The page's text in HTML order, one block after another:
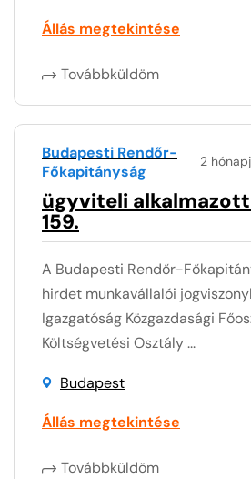
Állás megtekintése
Továbbküldöm
2
Budapesti Rendőr-
Főkapitányság
ügyviteli
159.
A Budapesti Rendőr-
hirdet munkavállalói
Igazgatóság Közgazdasági
Költségvetési Osztály ...
Budapest
Állás megtekintése
Továbbküldöm